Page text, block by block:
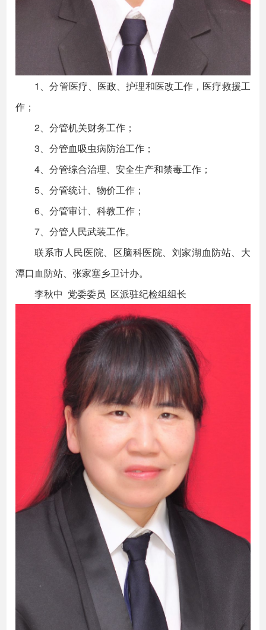
1、分管医疗、医政、护理和医改工作，医疗救援工
作；
2、分管机关财务工作；
3、分管血吸虫病防治工作；
4、分管综合治理、安全生产和禁毒工作；
5、分管统计、物价工作；
6、分管审计、科教工作；
7、分管人民武装工作。
联系市人民医院、区脑科医院、刘家湖血防站、大
潭口血防站、张家塞乡卫计办。
李秋中 党委委员 区派驻纪检组组长